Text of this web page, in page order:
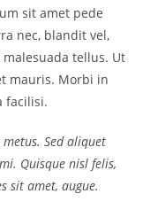
sit amet pede
nec, blandit vel,
tellus. Ut
mauris. Morbi in
facilisi.
Sed aliquet
Quisque nisl felis,
sit amet, augue.